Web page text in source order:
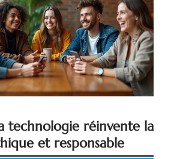
technologie réinvente la
et responsable